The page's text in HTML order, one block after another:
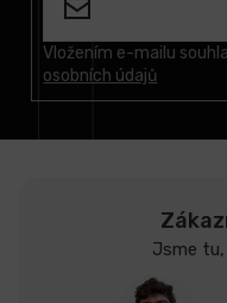
Vložením e-mailu
osobních údajů
Jsme